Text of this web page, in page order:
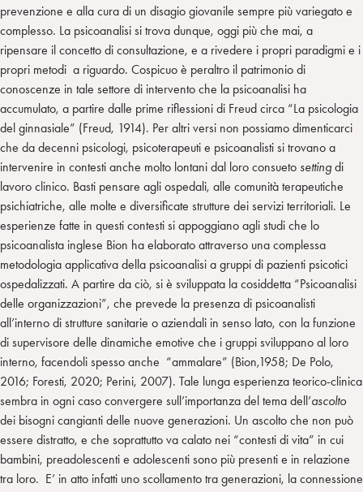
prevenzione e alla cura di un disagio giovanile sempre più variegato e
complesso. La psicoanalisi si trova dunque, oggi più che mai, a
ripensare il concetto di consultazione, e a rivedere i propri paradigmi e i
propri metodi a riguardo. Cospicuo è peraltro il patrimonio di
conoscenze in tale settore di intervento che la psicoanalisi ha
accumulato, a partire dalle prime riflessioni di Freud circa “La psicologia
del ginnasiale” (Freud, 1914). Per altri versi non possiamo dimenticarci
che da decenni psicologi, psicoterapeuti e psicoanalisti si trovano a
intervenire in contesti anche molto lontani dal loro consueto setting di
lavoro clinico. Basti pensare agli ospedali, alle comunità terapeutiche
psichiatriche, alle molte e diversificate strutture dei servizi territoriali. Le
esperienze fatte in questi contesti si appoggiano agli studi che lo
psicoanalista inglese Bion ha elaborato attraverso una complessa
metodologia applicativa della psicoanalisi a gruppi di pazienti psicotici
ospedalizzati. A partire da ciò, si è sviluppata la cosiddetta “Psicoanalisi
delle organizzazioni”, che prevede la presenza di psicoanalisti
all’interno di strutture sanitarie o aziendali in senso lato, con la funzione
di supervisore delle dinamiche emotive che i gruppi sviluppano al loro
interno, facendoli spesso anche “ammalare” (Bion,1958; De Polo,
2016; Foresti, 2020; Perini, 2007). Tale lunga esperienza teorico-clinica
sembra in ogni caso convergere sull’importanza del tema dell’ascolto
dei bisogni cangianti delle nuove generazioni. Un ascolto che non può
essere distratto, e che soprattutto va calato nei “contesti di vita” in cui
bambini, preadolescenti e adolescenti sono più presenti e in relazione
tra loro. E’ in atto infatti uno scollamento tra generazioni, la connessione